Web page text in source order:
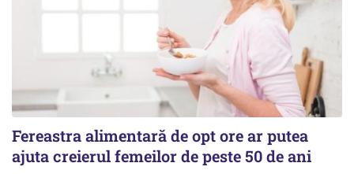
Fereastra alimentară de opt ore ar putea
ajuta creierul femeilor de peste 50 de ani